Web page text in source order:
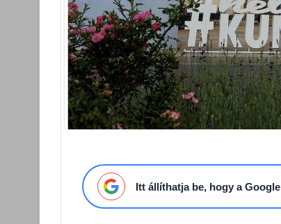
Itt állíthatja be, hogy a